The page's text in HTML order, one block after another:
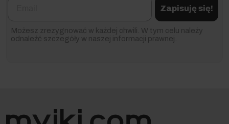
Zapisuję się!
Możesz zrezygnować w każdej chwili. W tym celu należy
odnaleźć szczegóły w naszej informacji prawnej.